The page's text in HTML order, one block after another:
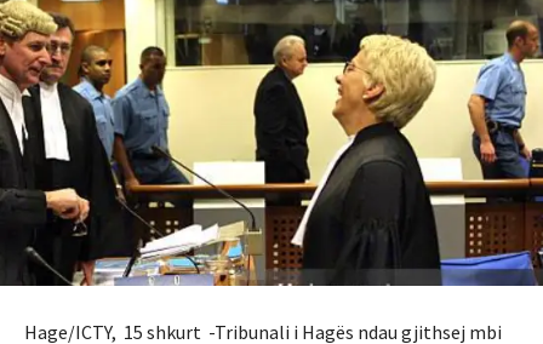
Hage/ICTY, 15 shkurt -Tribunali i Hagës ndau gjithsej mbi